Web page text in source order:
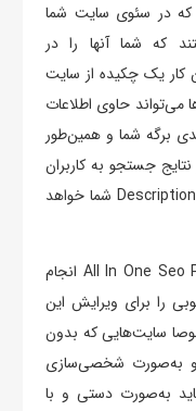
که در سئوی سایت شما
که شما آنها را در
کار یک چکیده از سایت
می‌تواند حاوی اطلاعات
برگه شما و همین‌طور
جستجو به کاربران
نمایش می‌دهد و در واقع همان توضیح Description شما خواهد
یکی از مهمترین کارهایی که افزونه All In One Seo Pack انجام
را برای ویرایش این
سایت‌هایی که بدون
و به‌صورت شخصی‌سازی
به‌صورت دستی و با